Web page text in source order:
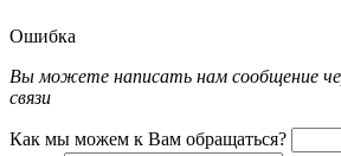
Ошибка
Вы можете написать нам сообщение
связи
Как мы можем к Вам обращаться?